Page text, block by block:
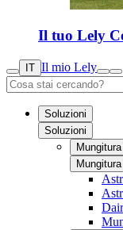
Il tuo Lely
IT Il mio Lely
Soluzioni
Soluzioni
Mungitura
Mungitura